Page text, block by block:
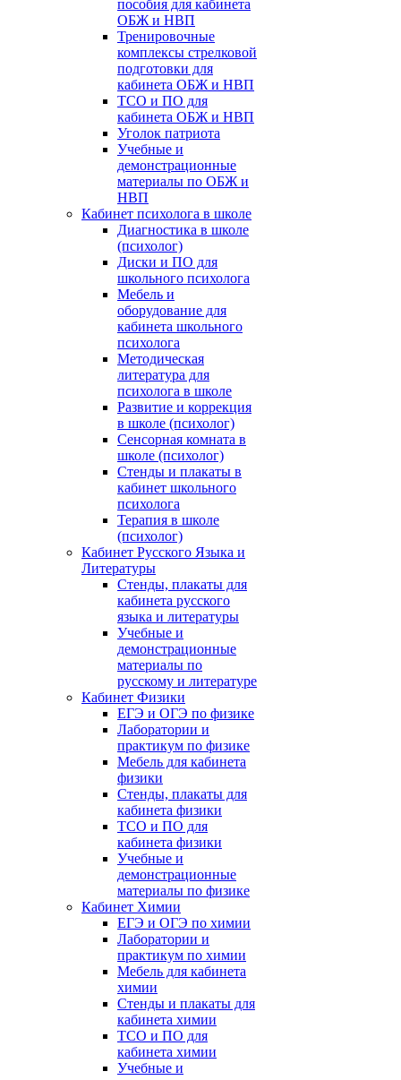
пособия для кабинета
ОБЖ и НВП
Тренировочные
комплексы стрелковой
подготовки для
кабинета ОБЖ и НВП
ТСО и ПО для
кабинета ОБЖ и НВП
Уголок патриота
Учебные и
демонстрационные
материалы по ОБЖ и
НВП
Кабинет психолога в школе
Диагностика в школе
(психолог)
Диски и ПО для
школьного психолога
Мебель и
оборудование для
кабинета школьного
психолога
Методическая
литература для
психолога в школе
Развитие и коррекция
в школе (психолог)
Сенсорная комната в
школе (психолог)
Стенды и плакаты в
кабинет школьного
психолога
Терапия в школе
(психолог)
Кабинет Русского Языка и
Литературы
Стенды, плакаты для
кабинета русского
языка и литературы
Учебные и
демонстрационные
материалы по
русскому и литературе
Кабинет Физики
ЕГЭ и ОГЭ по физике
Лаборатории и
практикум по физике
Мебель для кабинета
физики
Стенды, плакаты для
кабинета физики
ТСО и ПО для
кабинета физики
Учебные и
демонстрационные
материалы по физике
Кабинет Химии
ЕГЭ и ОГЭ по химии
Лаборатории и
практикум по химии
Мебель для кабинета
химии
Стенды и плакаты для
кабинета химии
ТСО и ПО для
кабинета химии
Учебные и